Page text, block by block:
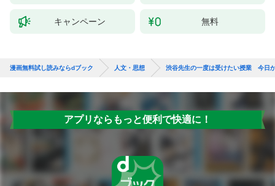
キャンペーン 無料
漫画無料試し読みならdブック 人文・思想 渋谷先生の一度は受けたい授業 今日
アプリならもっと便利で快適に！